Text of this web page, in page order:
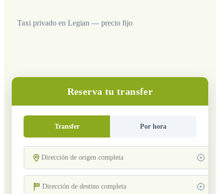
Taxi privado en Legian — precio fijo
Reserva tu transfer
Transfer Por hora